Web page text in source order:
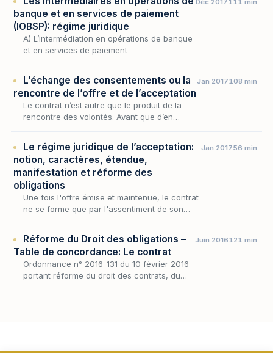
con…
banque et en services de paiement
(IOBSP): régime juridique
A) L’intermédiation en opérations de banque
et en services de paiement
L’échange des consentements ou la
rencontre de l’offre et de l’acceptation
Le contrat n’est autre que le produit de la
rencontre des volontés. Avant que d’en
car c’est elle qui…
Jan 2017108 min
Le régime juridique de l’acceptation:
notion, caractères, étendue,
manifestation et réforme des
obligations
Une fois l'offre émise et maintenue, le contrat
ne se forme que par l'assentiment de son
l'accep…
Jan 201756 min
Réforme du Droit des obligations –
Table de concordance: Le contrat
Ordonnance n° 2016-131 du 10 février 2016
portant réforme du droit des contrats, du
Juin 2016121 min